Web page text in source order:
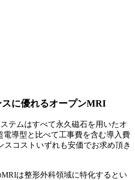
に優れるオープンMRI
テムはすべて永久磁石を用いたオ
電導型と比べて工事費を含む導入費
スコストいずれも安価でお求め頂き
MRIは整形外科領域に特化するとい